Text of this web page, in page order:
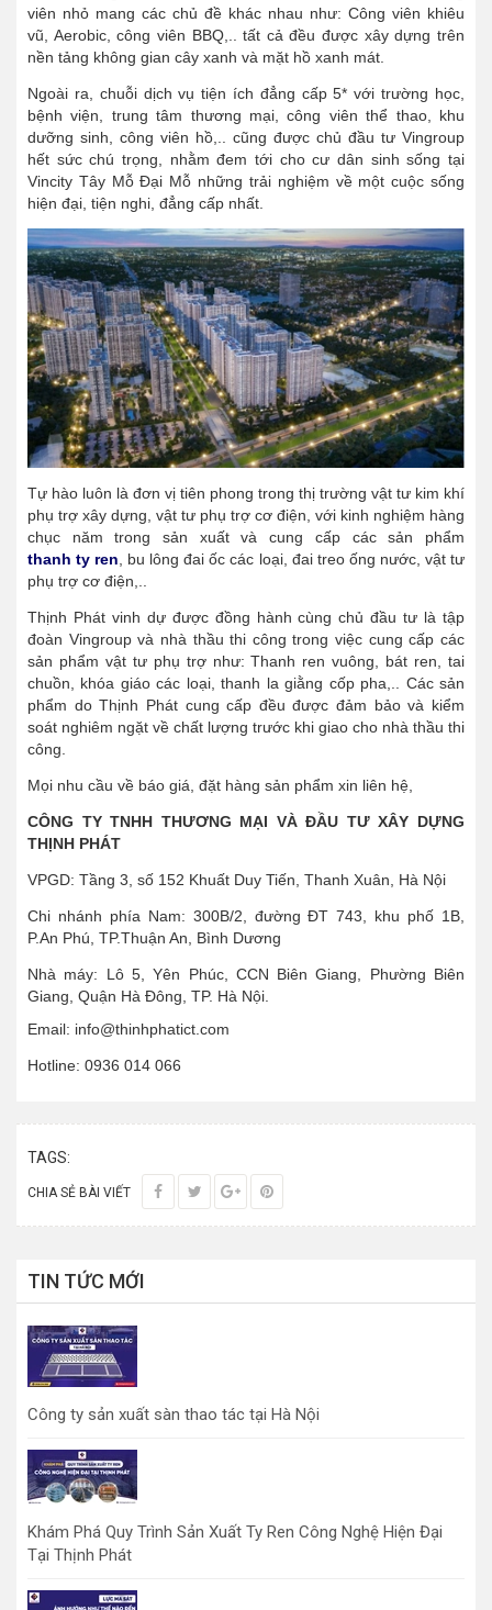
viên nhỏ mang các chủ đề khác nhau như: Công viên khiêu
vũ, Aerobic, công viên BBQ,.. tất cả đều được xây dựng trên
nền tảng không gian cây xanh và mặt hồ xanh mát.
Ngoài ra, chuỗi dịch vụ tiện ích đẳng cấp 5* với trường học,
bệnh viện, trung tâm thương mại, công viên thể thao, khu
dưỡng sinh, công viên hồ,.. cũng được chủ đầu tư Vingroup
hết sức chú trọng, nhằm đem tới cho cư dân sinh sống tại
Vincity Tây Mỗ Đại Mỗ​ những trải nghiệm về một cuộc sống
hiện đại, tiện nghi, đẳng cấp nhất.
Tự hào luôn là đơn vị tiên phong trong thị trường vật tư kim khí
phụ trợ xây dựng, vật tư phụ trợ cơ điện, với kinh nghiệm hàng
chục năm trong sản xuất và cung cấp các sản phẩm
thanh ty ren , bu lông đai ốc các loại, đai treo ống nước, vật tư
phụ trợ cơ điện,..
Thịnh Phát vinh dự được đồng hành cùng chủ đầu tư là tập
đoàn Vingroup và nhà thầu thi công trong việc cung cấp các
sản phẩm vật tư phụ trợ như: Thanh ren vuông, bát ren, tai
chuồn, khóa giáo các loại, thanh la giằng cốp pha,.. Các sản
phẩm do Thịnh Phát cung cấp đều được đảm bảo và kiểm
soát nghiêm ngặt về chất lượng trước khi giao cho nhà thầu thi
công.
Mọi nhu cầu về báo giá, đặt hàng sản phẩm xin liên hệ,
CÔNG TY TNHH THƯƠNG MẠI VÀ ĐẦU TƯ XÂY DỰNG
THỊNH PHÁT
VPGD: Tầng 3, số 152 Khuất Duy Tiến, Thanh Xuân, Hà Nội
Chi nhánh phía Nam: 300B/2, đường ĐT 743, khu phố 1B,
P.An Phú, TP.Thuận An, Bình Dương
Nhà máy: Lô 5, Yên Phúc, CCN Biên Giang, Phường Biên
Giang, Quận Hà Đông, TP. Hà Nội.
Email: info@thinhphatict.com
Hotline: 0936 014 066
TAGS:
CHIA SẺ BÀI VIẾT
TIN TỨC MỚI
Công ty sản xuất sàn thao tác tại Hà Nội
Khám Phá Quy Trình Sản Xuất Ty Ren Công Nghệ Hiện Đại
Tại Thịnh Phát